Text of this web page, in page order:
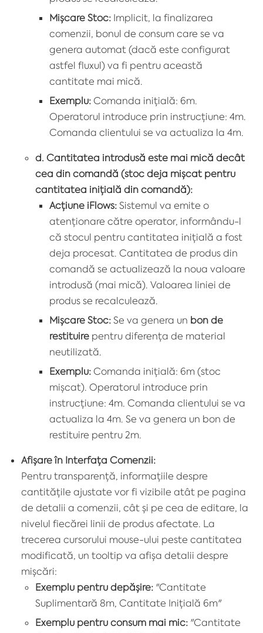
Mișcare Stoc: Implicit, la finalizarea
comenzii, bonul de consum care se va
genera automat (dacă este configurat
astfel fluxul) va fi pentru această
cantitate mai mică.
Exemplu: Comanda inițială: 6m.
Operatorul introduce prin instrucțiune: 4m.
Comanda clientului se va actualiza la 4m.
d. Cantitatea introdusă este mai mică decât
cea din comandă (stoc deja mișcat pentru
cantitatea inițială din comandă):
Acțiune iFlows: Sistemul va emite o
atenționare către operator, informându-l
că stocul pentru cantitatea inițială a fost
deja procesat. Cantitatea de produs din
comandă se actualizează la noua valoare
introdusă (mai mică). Valoarea liniei de
produs se recalculează.
Mișcare Stoc: Se va genera un bon de
restituire pentru diferența de material
neutilizată.
Exemplu: Comanda inițială: 6m (stoc
mișcat). Operatorul introduce prin
instrucțiune: 4m. Comanda clientului se va
actualiza la 4m. Se va genera un bon de
restituire pentru 2m.
Afișare în Interfața Comenzii:
Pentru transparență, informațiile despre
cantitățile ajustate vor fi vizibile atât pe pagina
de detalii a comenzii, cât și pe cea de editare, la
nivelul fiecărei linii de produs afectate. La
trecerea cursorului mouse-ului peste cantitatea
modificată, un tooltip va afișa detalii despre
mișcări:
Exemplu pentru depășire: "Cantitate
Suplimentară 8m, Cantitate Inițială 6m"
Exemplu pentru consum mai mic: "Cantitate